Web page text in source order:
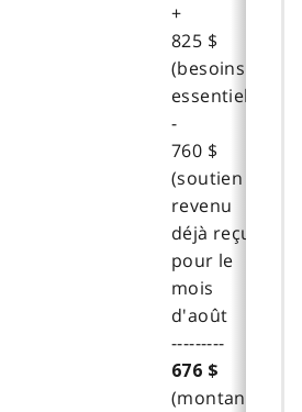
+
825 $
(besoins
essentiels)
-
760 $
(soutien du
revenu
déjà reçu
pour le
mois
d'août
---------
676 $
(montant à